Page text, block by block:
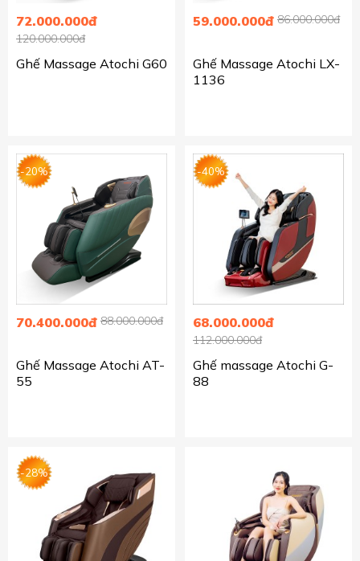
72.000.000đ
120.000.000đ
Ghế Massage Atochi G60
59.000.000đ 86.000.000đ
Ghế Massage Atochi LX-
1136
-20%
70.400.000đ 88.000.000đ
Ghế Massage Atochi AT-
55
-40%
68.000.000đ
112.000.000đ
Ghế massage Atochi G-
88
-28%